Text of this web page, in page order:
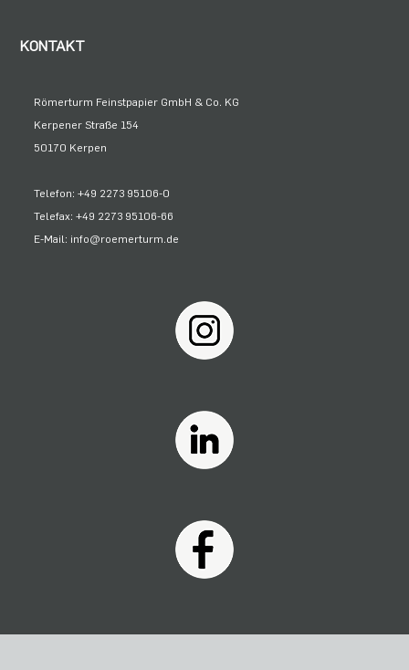
KONTAKT
Römerturm Feinstpapier GmbH & Co. KG
Kerpener Straße 154
50170 Kerpen
Telefon: +49 2273 95106-0
Telefax: +49 2273 95106-66
E-Mail: info@roemerturm.de